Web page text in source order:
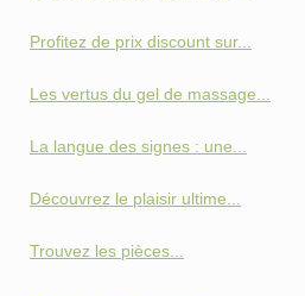
Profitez de prix discount sur...
Les vertus du gel de massage...
La langue des signes : une...
Découvrez le plaisir ultime...
Trouvez les pièces...